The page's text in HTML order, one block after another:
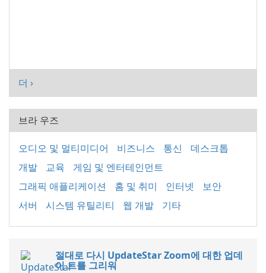
더 ›
브라 우즈
오디오 및 멀티미디어 비즈니스 통신
데스크톱
개발
교육
게임 및 엔터테인먼트
그래픽 애플리케이션
홈 및 취미 인터넷
보안
서버
시스템 유틸리티 웹 개발 기타
절대로 다시 UpdateStar Zoom에 대한 업데
이 트를 그리워